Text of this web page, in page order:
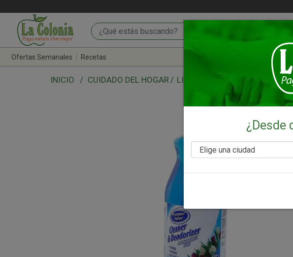
Ofertas Semanales Recetas
CUIDADO DEL HOGAR LIMPIEZA DEL HOGAR
¿Desde